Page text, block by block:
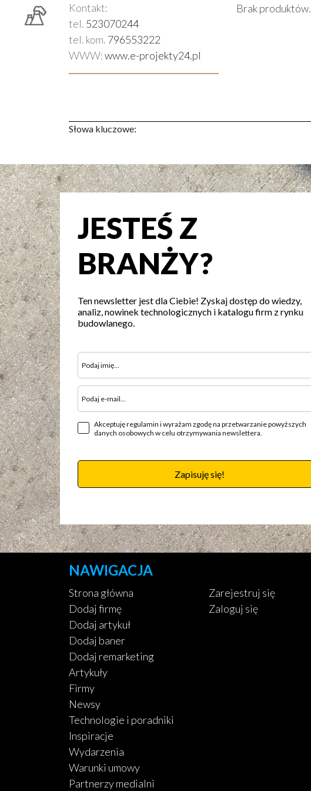
Kontakt:
tel. 523070244
tel. kom. 796553222
WWW:www.e-projekty24.pl
Brak produktów.
Słowa kluczowe:
JESTEŚ Z
BRANŻY?
Ten newsletter jest dla Ciebie! Zyskaj dostęp do wiedzy,
analiz, nowinek technologicznych i katalogu firm z rynku
budowlanego.
Akceptuję regulamin i wyrażam zgodę na przetwarzanie powyższych
danych osobowych w celu otrzymywania newslettera.
Zapisuję się!
NAWIGACJA
Strona główna
Dodaj firmę
Dodaj artykuł
Dodaj baner
Dodaj remarketing
Artykuły
Firmy
Newsy
Technologie i poradniki
Inspiracje
Wydarzenia
Warunki umowy
Partnerzy medialni
Zarejestruj się
Zaloguj się